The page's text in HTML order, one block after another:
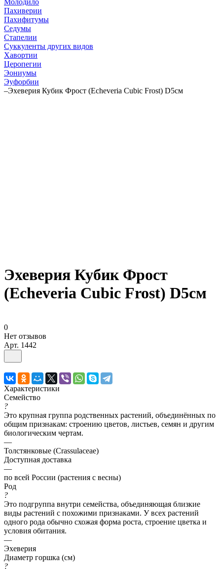
Молодило
Пахиверии
Пахифитумы
Седумы
Стапелии
Суккуленты других видов
Хавортии
Церопегии
Эониумы
Эуфорбии
–Эхеверия Кубик Фрост (Echeveria Cubic Frost) D5см
Эхеверия Кубик Фрост
(Echeveria Cubic Frost) D5см
0
Нет отзывов
Арт. 1442
Характеристики
Семейство
?
Это крупная группа родственных растений, объединённых по
общим признакам: строению цветов, листьев, семян и другим
биологическим чертам.
—
Толстянковые (Crassulaceae)
Доступная доставка
—
по всей России (растения с весны)
Род
?
Это подгруппа внутри семейства, объединяющая близкие
виды растений с похожими признаками. У всех растений
одного рода обычно схожая форма роста, строение цветка и
условия обитания.
—
Эхеверия
Диаметр горшка (см)
?